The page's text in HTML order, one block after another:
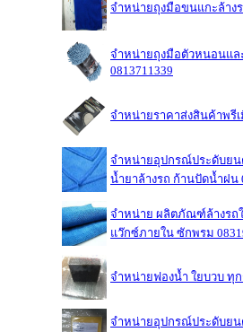
จำหน่ายถุงมือขนแกะล้าง
จำหน่ายถุงมือตัวหนอนแล
0813711339
จำหน่ายราคาส่งสินค้าพรี
จำหน่ายอุปกรณ์ประดับยน
น้ำยาล้างรถ ก้านปัดน้ำฝน
จำหน่าย ผลิตภัณฑ์ล้างรถ
แว๊กซ์ภายใน ซักพรม
จำหน่ายฟองน้ำ ใยบวบ ทุ
จำหน่ายอุปกรณ์ประดับยน